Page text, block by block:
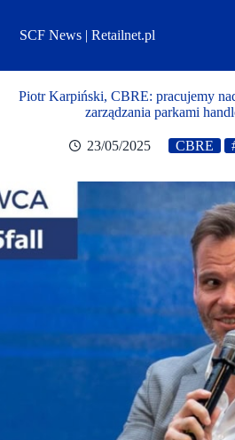
treściSCF News | Retailnet.pl
Piotr Karpiński, CBRE: pracujemy
zarządzania parkami
23/05/2025 CBRE